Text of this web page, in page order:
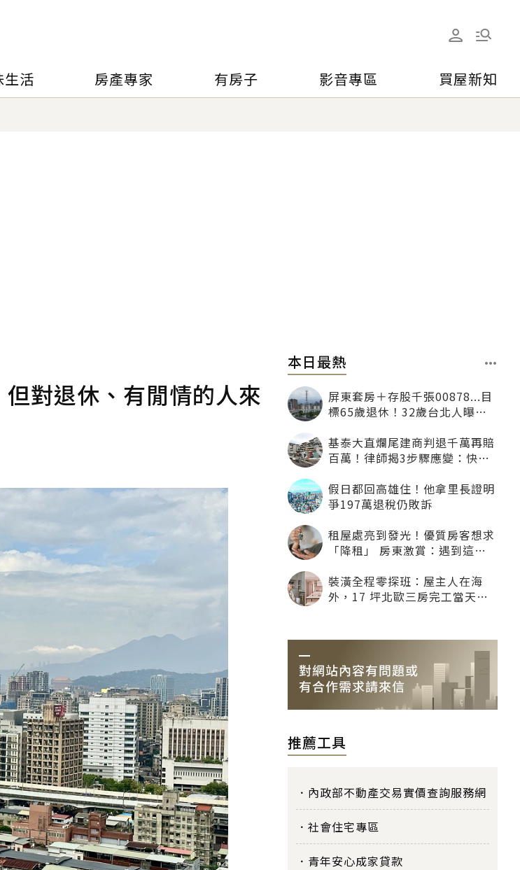
生活 房產專家 有房子 影音專區 買屋新知
對退休、有閒情的人來
本日最熱
屏東套房＋存股千張00878...目
標65歲退休！32歲台北人曝：
基泰大直爛尾建商判退千萬再賠
百萬！律師揭3步驟應變：快通
假日都回高雄住！他拿里長證明
爭197萬退稅仍敗訴
租屋處亮到發光！優質房客想求
「降租」 房東激賞：遇到這種
裝潢全程零探班：屋主人在海
外，17 坪北歐三房完工當天才
推薦工具
內政部不動產交易實價查詢服務網
社會住宅專區
青年安心成家貸款